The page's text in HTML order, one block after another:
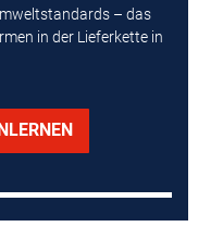
– das
in der Lieferkette in